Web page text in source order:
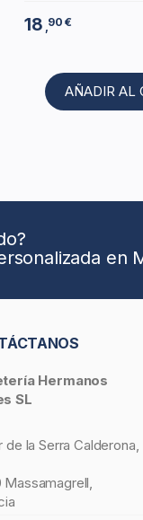
18 ,90 €
AÑADIR AL
en
Hermanos
SL
de la Serra Calderona,
Massamagrell,